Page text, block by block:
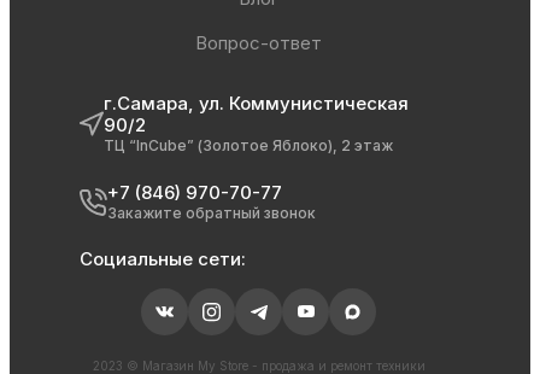
Вопрос-ответ
г.Самара, ул. Коммунистическая
90/2
ТЦ “InCube” (Золотое Яблоко), 2 этаж
+7 (846) 970-70-77
Закажите обратный звонок
Социальные сети:
2023 © Магазин My Store - продажа и ремонт техники